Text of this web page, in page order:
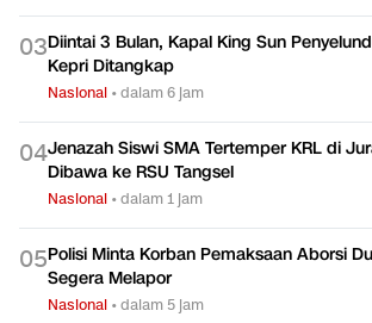
03Diintai 3 Bulan, Kapal King Sun
Kepri Ditangkap
Nasional •dalam 6 jam
04Jenazah Siswi SMA Tertemper KRL di
Dibawa ke RSU Tangsel
Nasional •dalam 1 jam
05Polisi Minta Korban Pemaksaan Aborsi
Segera Melapor
Nasional •dalam 5 jam